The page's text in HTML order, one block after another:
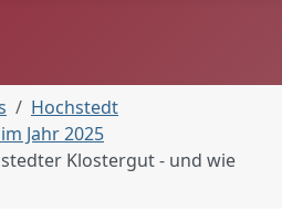
Hochstedt
Jahr 2025
Klostergut - und wie